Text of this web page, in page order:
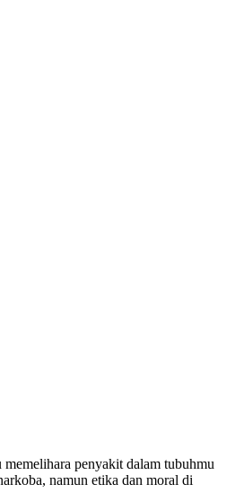
penyakit dalam tubuhmu
namun etika dan moral di